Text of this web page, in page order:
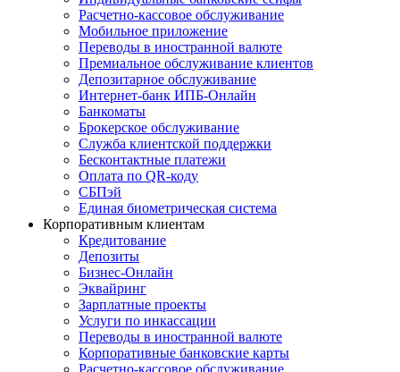
Расчетно-кассовое обслуживание
Мобильное приложение
Переводы в иностранной валюте
Премиальное обслуживание клиентов
Депозитарное обслуживание
Интернет-банк ИПБ-Онлайн
Банкоматы
Брокерское обслуживание
Служба клиентской поддержки
Бесконтактные платежи
Оплата по QR-коду
СБПэй
Единая биометрическая система
Корпоративным клиентам
Кредитование
Депозиты
Бизнес-Онлайн
Эквайринг
Зарплатные проекты
Услуги по инкассации
Переводы в иностранной валюте
Корпоративные банковские карты
Расчетно-кассовое обслуживание